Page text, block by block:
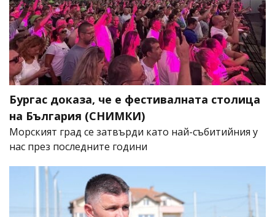
Бургас доказа, че е фестивалната столица
на България (СНИМКИ)
Морският град се затвърди като най-събитийния у
нас през последните години